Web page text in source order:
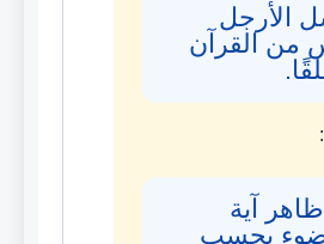
الأرجل
من القرآن
آية
بحسب